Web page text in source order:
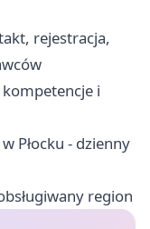
rejestracja,
i
Płocku - dzienny
region